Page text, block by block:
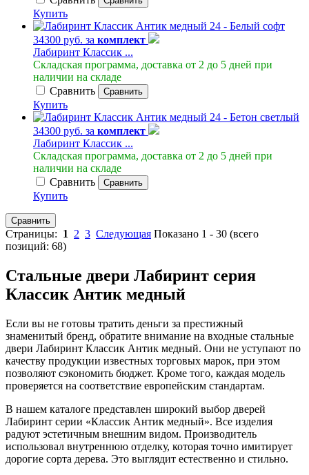
Купить
34300 руб. за комплект
Лабиринт Классик ...
Складская программа, доставка от 2 до 5 дней при
наличии на складе
Сравнить
Сравнить
Купить
34300 руб. за комплект
Лабиринт Классик ...
Складская программа, доставка от 2 до 5 дней при
наличии на складе
Сравнить
Сравнить
Купить
Сравнить
Страницы: 1 2 3 Следующая Показано 1 - 30 (всего
позиций: 68)
Стальные двери Лабиринт серия
Классик Антик медный
Если вы не готовы тратить деньги за престижный
знаменитый бренд, обратите внимание на входные стальные
двери Лабиринт Классик Антик медный. Они не уступают по
качеству продукции известных торговых марок, при этом
позволяют сэкономить бюджет. Кроме того, каждая модель
проверяется на соответствие европейским стандартам.
В нашем каталоге представлен широкий выбор дверей
Лабиринт серии «Классик Антик медный». Все изделия
радуют эстетичным внешним видом. Производитель
использовал внутреннюю отделку, которая точно имитирует
дорогие сорта дерева. Это выглядит естественно и стильно.